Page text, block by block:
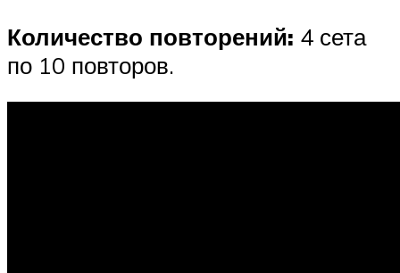
Количество повторений: 4 сета
по 10 повторов.